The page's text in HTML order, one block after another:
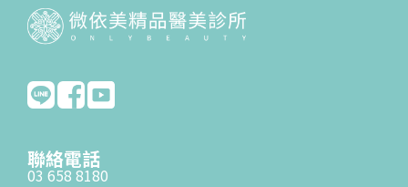
聯絡電話
03 658 8180